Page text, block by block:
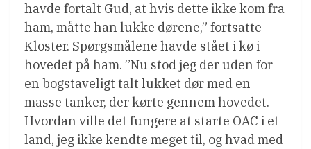
havde fortalt Gud, at hvis dette ikke kom fra
ham, måtte han lukke dørene,” fortsatte
Kloster. Spørgsmålene havde stået i kø i
hovedet på ham. ”Nu stod jeg der uden for
en bogstaveligt talt lukket dør med en
masse tanker, der kørte gennem hovedet.
Hvordan ville det fungere at starte OAC i et
land, jeg ikke kendte meget til, og hvad med